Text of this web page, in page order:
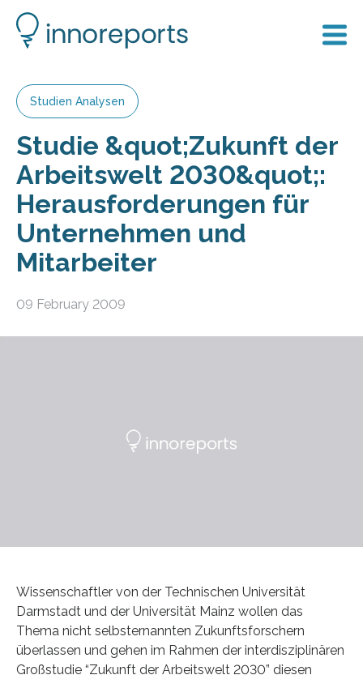
Studien Analysen
Studie &quot;Zukunft der
Arbeitswelt 2030&quot;:
Herausforderungen für
Unternehmen und
Mitarbeiter
09 February 2009
Wissenschaftler von der Technischen Universität
Darmstadt und der Universität Mainz wollen das
Thema nicht selbsternannten Zukunftsforschern
überlassen und gehen im Rahmen der interdisziplinären
Großstudie “Zukunft der Arbeitswelt 2030” diesen